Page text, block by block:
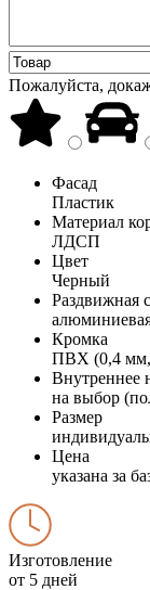
Пожалуйста,
Фасад
Пластик
Материал
ЛДСП
Цвет
Черный
Раздвижная
Кромка
ПВХ (0,4
Внутреннее
на выбор
Размер
Цена
указана за
Изготовление
от 5 дней